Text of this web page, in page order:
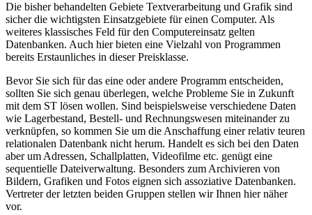
Die bisher behandelten Gebiete Textverarbeitung und Grafik sind
sicher die wichtigsten Einsatzgebiete für einen Computer. Als
weiteres klassisches Feld für den Computereinsatz gelten
Datenbanken. Auch hier bieten eine Vielzahl von Programmen
bereits Erstaunliches in dieser Preisklasse.
Bevor Sie sich für das eine oder andere Programm entscheiden,
sollten Sie sich genau überlegen, welche Probleme Sie in Zukunft
mit dem ST lösen wollen. Sind beispielsweise verschiedene Daten
wie Lagerbestand, Bestell- und Rechnungswesen miteinander zu
verknüpfen, so kommen Sie um die Anschaffung einer relativ teuren
relationalen Datenbank nicht herum. Handelt es sich bei den Daten
aber um Adressen, Schallplatten, Videofilme etc. genügt eine
sequentielle Dateiverwaltung. Besonders zum Archivieren von
Bildern, Grafiken und Fotos eignen sich assoziative Datenbanken.
Vertreter der letzten beiden Gruppen stellen wir Ihnen hier näher
vor.